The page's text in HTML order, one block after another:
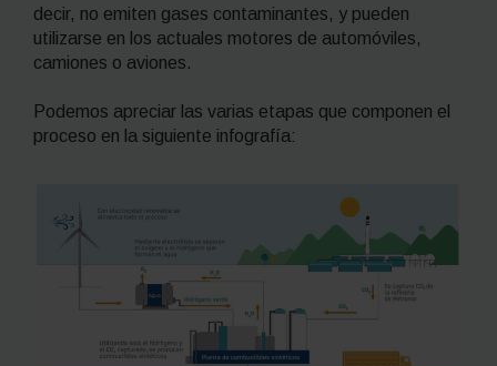
decir, no emiten gases contaminantes, y pueden
utilizarse en los actuales motores de automóviles,
camiones o aviones.
Podemos apreciar las varias etapas que componen el
proceso en la siguiente infografía: